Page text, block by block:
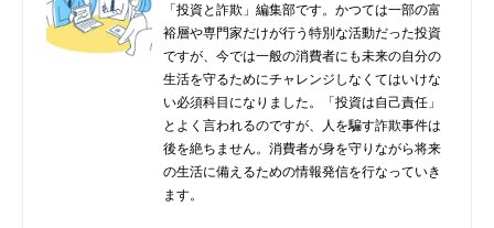
「投資と詐欺」編集部です。かつては一部の富
裕層や専門家だけが行う特別な活動だった投資
ですが、今では一般の消費者にも未来の自分の
生活を守るためにチャレンジしなくてはいけな
い必須科目になりました。「投資は自己責任」
とよく言われるのですが、人を騙す詐欺事件は
後を絶ちません。消費者が身を守りながら将来
の生活に備えるための情報発信を行なっていき
ます。